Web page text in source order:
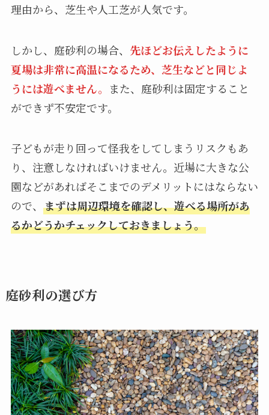
理由から、芝生や人工芝が人気です。
しかし、庭砂利の場合、 先ほどお伝えしたように
夏場は非常に高温になるため、芝生などと同じよ
うには遊べません。 また、庭砂利は固定すること
ができず不安定です。
子どもが走り回って怪我をしてしまうリスクもあ
り、注意しなければいけません。近場に大きな公
園などがあればそこまでのデメリットにはならない
ので、 まずは周辺環境を確認し、遊べる場所があ
るかどうかチェックしておきましょう。
庭砂利の選び方